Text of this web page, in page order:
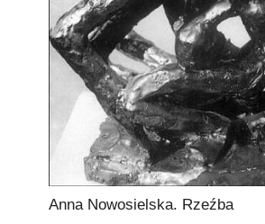
Anna Nowosielska. Rzeźba